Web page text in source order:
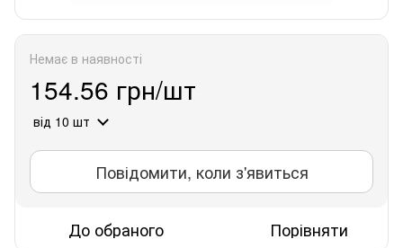
Немає в наявності
154.56 грн/шт
від 10 шт
Повідомити, коли з'явиться
До обраного Порівняти